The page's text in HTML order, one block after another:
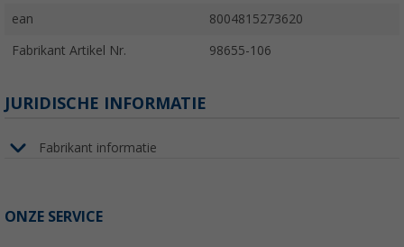
ean 8004815273620
Fabrikant Artikel Nr. 98655-106
JURIDISCHE INFORMATIE
Fabrikant informatie
ONZE SERVICE